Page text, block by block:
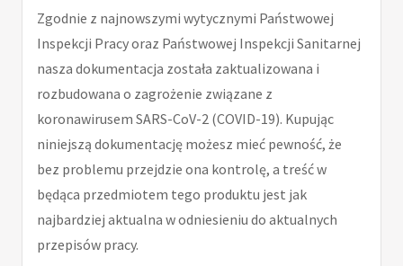
Zgodnie z najnowszymi wytycznymi Państwowej
Inspekcji Pracy oraz Państwowej Inspekcji Sanitarnej
nasza dokumentacja została zaktualizowana i
rozbudowana o zagrożenie związane z
koronawirusem SARS-CoV-2 (COVID-19). Kupując
niniejszą dokumentację możesz mieć pewność, że
bez problemu przejdzie ona kontrolę, a treść w
będąca przedmiotem tego produktu jest jak
najbardziej aktualna w odniesieniu do aktualnych
przepisów pracy.